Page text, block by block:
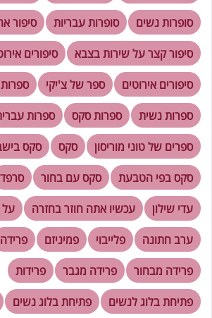
סופרות נשים
סופרות עבריות סיפור
סיפור קצר על שירות בצבא
סיפורים
סיפורים אירוטים
ספר של צ'יקי
ספרות נשית
ספרות סקס
ספרות
ספרים של טוני מוריסון
סקס
סקס
סקס בפי הטבעת
סקס עם בחור סרפד
עדי שילון
עכשיו אתה חוזר בחזרה
על
ערב חתונה
פלייבוי פמיניזם פרידה
פרידה מבחור
פרידה מגבר
פרידות
פתיחת בלוג לנשים
פתיחת בלוג נשים